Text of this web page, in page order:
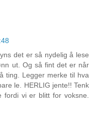
det er så nydelig å lese
ut. Og så fint det er når
ting. Legger merke til hva
le. HERLIG jente!! Tenk
vi er blitt for voksne.